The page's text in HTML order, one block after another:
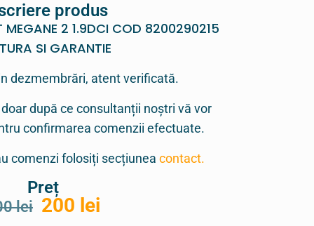
produs
MEGANE 2 1.9DCI COD 8200290215
SI GARANTIE
dezmembrări, atent verificată.
după ce consultanții noștri vă vor
confirmarea comenzii efectuate.
comenzi folosiți secțiunea contact.
Preț
lei 200 lei